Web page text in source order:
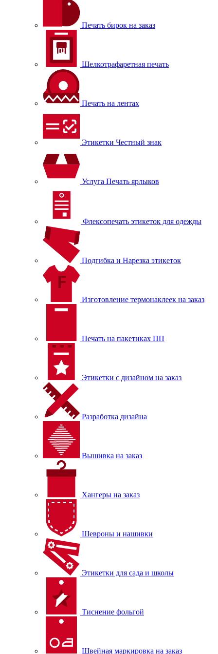
Печать бирок на заказ
Шелкотрафаретная печать
Печать на лентах
Этикетки Честный знак
Услуга Печать ярлыков
Флексопечать этикеток для одежды
Подгибка и Нарезка этикеток
Изготовление термонаклеек на заказ
Печать на пакетиках ПП
Этикетки с дизайном на заказ
Разработка дизайна
Вышивка на заказ
Хангеры на заказ
Шевроны и нашивки
Этикетки для сада и школы
Тиснение фольгой
Швейная маркировка на заказ